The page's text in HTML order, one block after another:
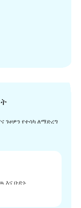
ጉዞዎን የተሳካ ለማድረግ
እና ቡድኑ